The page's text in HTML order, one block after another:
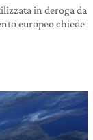
in deroga da
europeo chiede